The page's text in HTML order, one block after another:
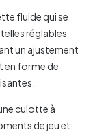
fluide qui se
réglables
un ajustement
en forme de
culotte à
de jeu et